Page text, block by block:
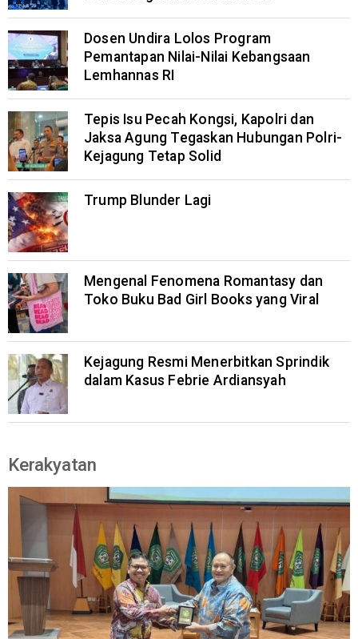
Dosen Undira Lolos Program
Pemantapan Nilai-Nilai Kebangsaan
Lemhannas RI
Tepis Isu Pecah Kongsi, Kapolri dan
Jaksa Agung Tegaskan Hubungan Polri-
Kejagung Tetap Solid
Trump Blunder Lagi
Mengenal Fenomena Romantasy dan
Toko Buku Bad Girl Books yang Viral
Kejagung Resmi Menerbitkan Sprindik
dalam Kasus Febrie Ardiansyah
Kerakyatan